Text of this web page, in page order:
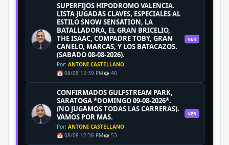
SUPERFIJOS HIPODROMO VALENCIA.
LISTA JUGADAS CLAVES, ESPECIALES AL
ESTILO SNOW SENSATION, LA
BATALLADORA, EL GRAN BRICELIO,
THE ISAAC, COMPADRE TOBY, GRAN
CANELO, MARCAS, Y LOS BATACAZOS.
(SABADO 08-08-2026).
Por: ANTONI CASTELLANO
📅 08/08 12:39 PM👁️ 40
VER
CONFIRMADOS GULFSTREAM PARK,
SARATOGA *DOMINGO 09-08-2026*.
(NO JUGAMOS TODAS LAS CARRERAS).
VAMOS POR MAS.
Por: ANTONI CASTELLANO
📅 08/08 12:38 PM👁️ 53
VER